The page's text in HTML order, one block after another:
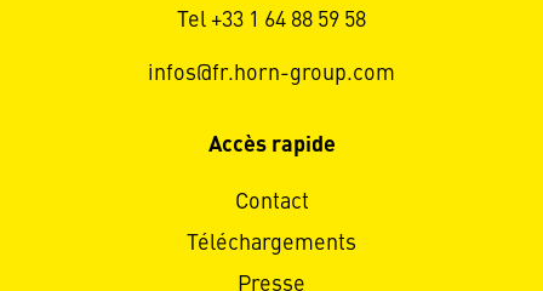
Tel +33 1 64 88 59 58
infos@fr.horn-group.com
Accès rapide
Contact
Téléchargements
Presse